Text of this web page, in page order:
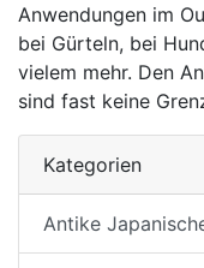
Anwendungen im
bei Gürteln, bei
vielem mehr. Den
sind fast keine
Kategorien
Antike